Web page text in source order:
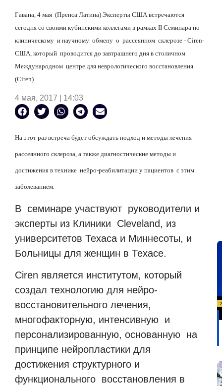
Гавана, 4 мая (Пренса Латина) Эксперты США встречаются
сегодня со своими кубинскими коллегами в рамках II Семинара по
клиническому и научному обмену о рассеянном склерозе - Ciren-
США, который проводится до завтрашнего дня в столичном
Международном центре для неврологического восстановления
(Ciren).
4 мая, 2017 | 14:03
На этот раз встреча будет обсуждать подход и методы лечения
рассеянного склероза, а также диагностические методы и
достижения в технике нейро-реабилитации у пациентов с этим
заболеванием.
В семинаре участвуют руководители и
эксперты из Клиники Cleveland, из
университетов Техаса и Миннесоты, и
Больницы для женщин в Техасе.
Ciren является институтом, который
создал технологию для нейро-
восстановительного лечения,
многофакторную, интенсивную и
персонализированную, основанную на
принципе нейропластики для
достижения структурного и
функционального восстановления в